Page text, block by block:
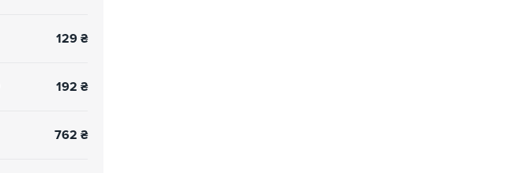
129 ₴
192 ₴
762 ₴